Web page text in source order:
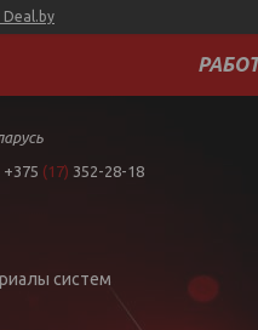
Deal.by
+375 (17) 352-28-18
систем